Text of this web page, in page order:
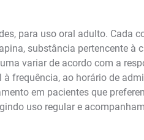
para uso oral adulto. Cada
substância pertencente à
variar de acordo com a
frequência, ao horário de
em pacientes que
uso regular e